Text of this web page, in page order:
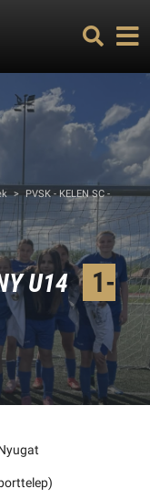
> PVSK - KELEN SC -
U14
1-